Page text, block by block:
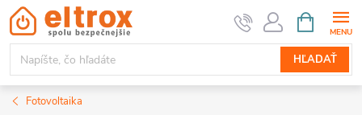
Prejsť
na
obsah
HĽADAŤ
KOŠÍK
Fotovoltaika